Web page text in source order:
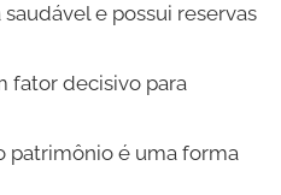
e possui reservas
fator decisivo para
patrimônio é uma forma